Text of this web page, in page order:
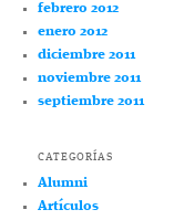
febrero 2012
enero 2012
diciembre 2011
noviembre 2011
septiembre 2011
CATEGORÍAS
Alumni
Artículos